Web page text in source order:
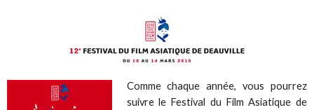
Comme chaque année, vous pourrez
suivre le Festival du Film Asiatique de